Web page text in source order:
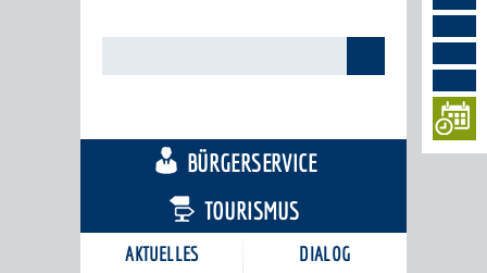
AKTUELLES DIALOG
BÜRGERSERVICE
TOURISMUS
KARRIEREPORTAL